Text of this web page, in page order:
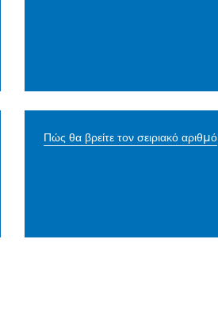
Πώς θα βρείτε τον σειριακό αριθμό